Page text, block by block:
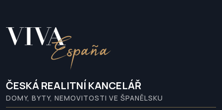
ČESKÁ REALITNÍ KANCELÁŘ
DOMY, BYTY, NEMOVITOSTI VE ŠPANĚLSKU